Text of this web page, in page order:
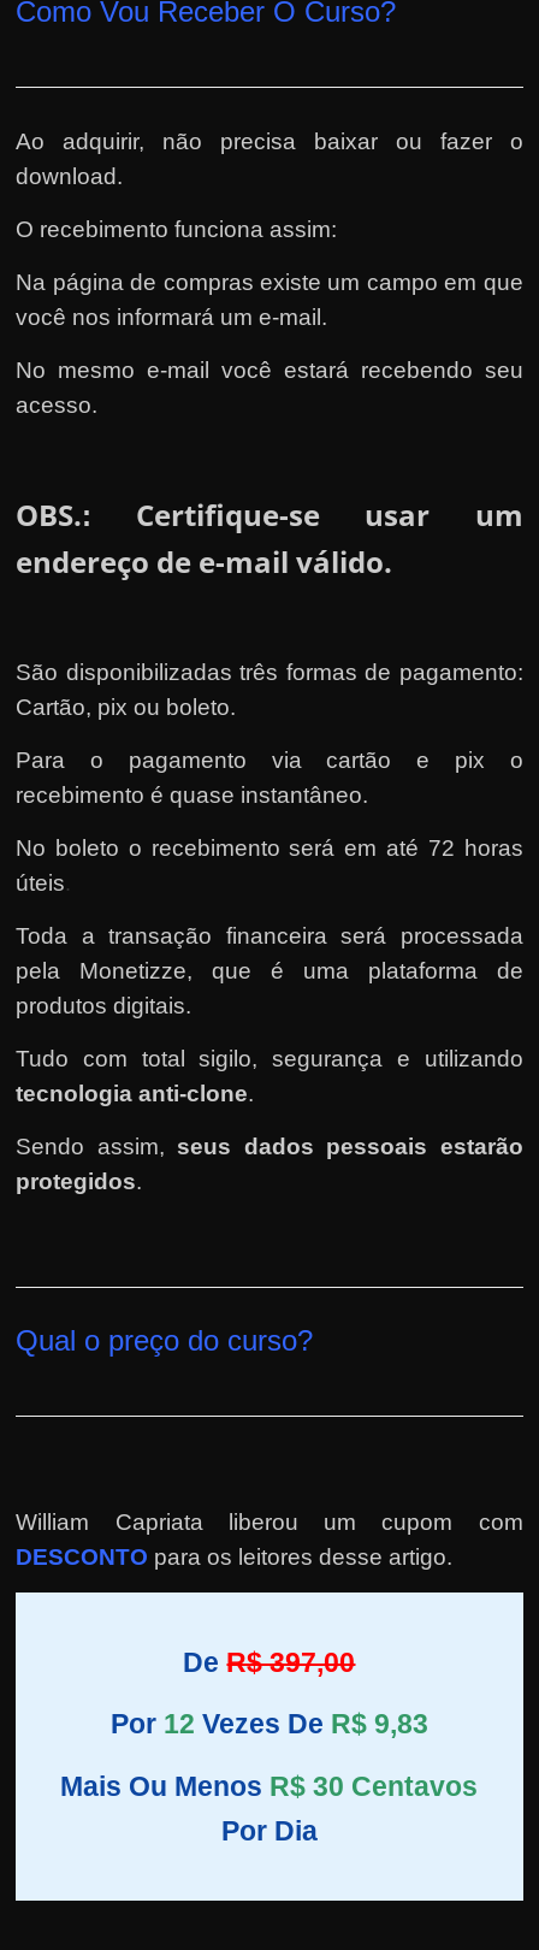
Como Vou Receber O Curso?
Ao adquirir, não precisa baixar ou fazer o
download.
O recebimento funciona assim:
Na página de compras existe um campo em que
você nos informará um e-mail.
No mesmo e-mail você estará recebendo seu
acesso.
OBS.:
Certifique-se usar um
endereço de e-mail válido.
São disponibilizadas três formas de pagamento:
Cartão, pix ou boleto.
Para o pagamento via cartão e pix o
recebimento é quase instantâneo.
No boleto o recebimento será em até 72 horas
úteis.
Toda a transação financeira será processada
pela Monetizze, que é uma plataforma de
produtos digitais.
Tudo com total sigilo, segurança e utilizando
tecnologia anti-clone.
Sendo assim, seus dados pessoais estarão
protegidos.
Qual o preço do curso?
William Capriata liberou um cupom com
DESCONTO para os leitores desse artigo.
DeR$ 397,00
Por 12 Vezes De R$ 9,83
Mais Ou Menos R$ 30 Centavos
Por Dia